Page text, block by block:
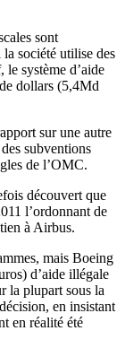
sont
société utilise des
système d’aide
dollars (5,4Md
sur une autre
subventions
de l’OMC.
découvert que
l’ordonnant de
à Airbus.
mais Boeing
d’aide illégale
la plupart sous la
en insistant
en réalité été